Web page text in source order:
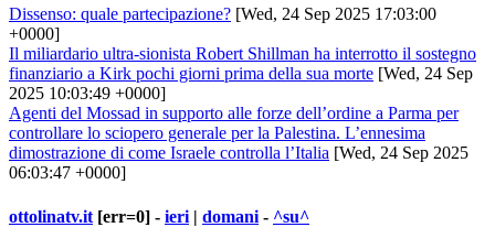
Dissenso: quale partecipazione? [Wed, 24 Sep 2025 17:03:00
+0000]
Il miliardario ultra-sionista Robert Shillman ha interrotto il sostegno
finanziario a Kirk pochi giorni prima della sua morte [Wed, 24 Sep
2025 10:03:49 +0000]
Agenti del Mossad in supporto alle forze dell’ordine a Parma per
controllare lo sciopero generale per la Palestina. L’ennesima
dimostrazione di come Israele controlla l’Italia [Wed, 24 Sep 2025
06:03:47 +0000]
ottolinatv.it [err=0] - ieri | domani - ^su^